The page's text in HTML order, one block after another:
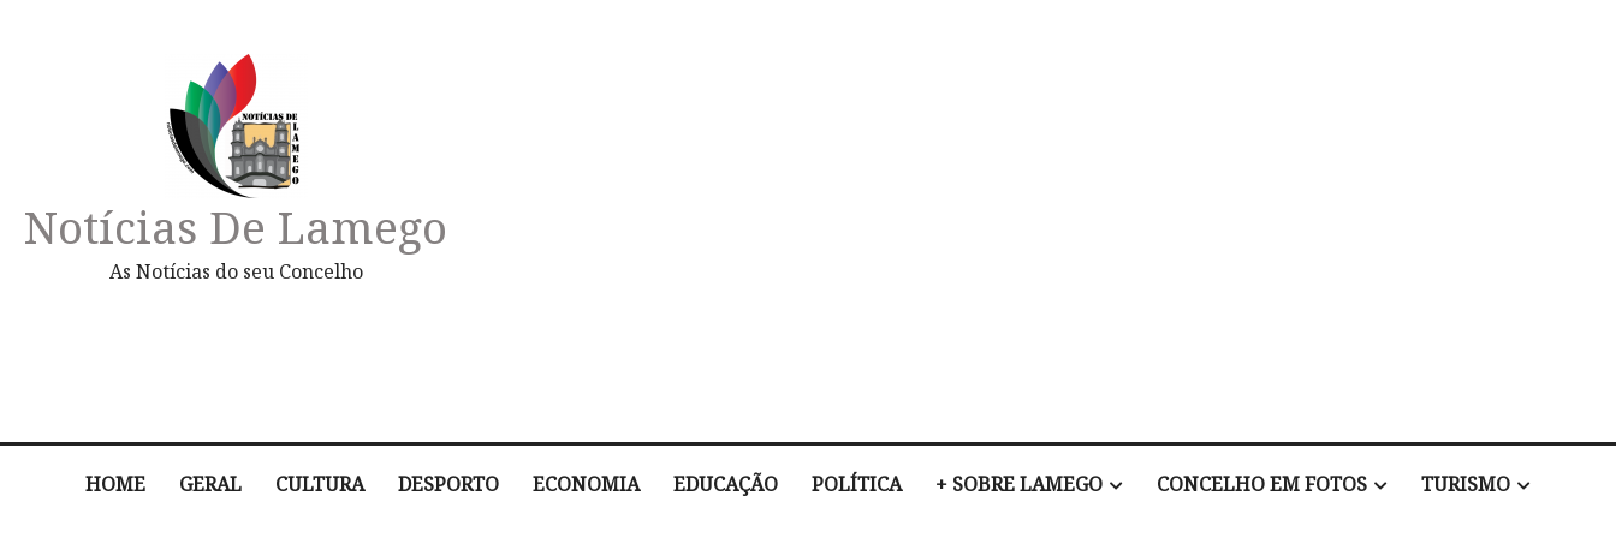
Notícias De Lamego
As Notícias do seu Concelho
HOME GERAL CULTURA DESPORTO ECONOMIA EDUCAÇÃO POLÍTICA + SOBRE LAMEGO CONCELHO EM FOTOS TURISMO